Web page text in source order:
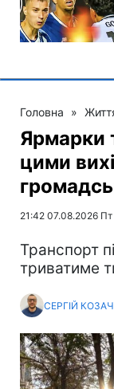
Головна »
Ярмарки
цими
21:42 07.08.2026 Пт
Транспорт
триватиме
СЕРГІЙ